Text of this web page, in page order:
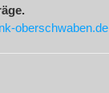
oberschwaben.de